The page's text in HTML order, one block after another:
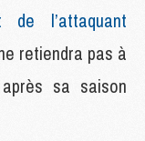
de l’attaquant
retiendra pas à
sa saison